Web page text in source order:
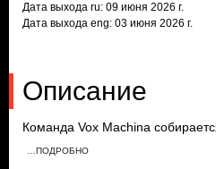
Дата выхода ru: 09 июня 2026 г.
Дата выхода eng: 03 июня 2026 г.
Описание
Команда Vox Machina
приближающейся опасности.
…ПОДРОБНО